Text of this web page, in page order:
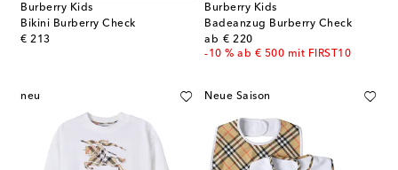
Burberry Kids
Bikini Burberry Check
€ 213
original price
Burberry Kids
Badeanzug Burberry Check
ab € 220
original price
-10 % ab € 500 mit FIRST10
neu Neue Saison